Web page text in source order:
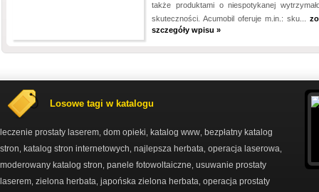
także produktami o niespotykanej
skuteczności. Acumobil oferuje m.in.: sku...
szczegóły wpisu »
Losowe tagi w katalogu
leczenie prostaty laserem dom opieki katalog www bezpłatny katalog
stron
katalog stron internetowych najlepsza herbata operacja laserowa
moderowany katalog stron panele fotowoltaiczne usuwanie prostaty
laserem zielona herbata japońska zielona herbata operacja prostaty